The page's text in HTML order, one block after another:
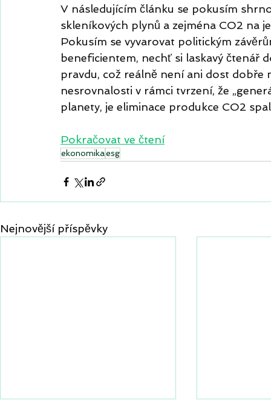
V následujícím článku se pokusím
skleníkových plynů a zejména CO2
Pokusím se vyvarovat politickým
beneficientem, nechť si laskavý čtenář
pravdu, což reálně není ani dost
nesrovnalosti v rámci tvrzení, že
planety, je eliminace produkce CO2
Pokračovat ve čtení
ekonomikaesg
Nejnovější příspěvky